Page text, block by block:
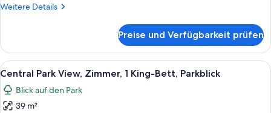
anzeigen
Weitere Details
Weitere
Park
View,
Suite,
Parkblick
Preise und Verfügbarkeit prüfen
Alle
Fotos
für
Central
Eine Skyline mit hohen Gebäuden,
8
Central Park View, Zimmer, 1 King-Bett, Parkblick
Blick auf den Park
39 m²